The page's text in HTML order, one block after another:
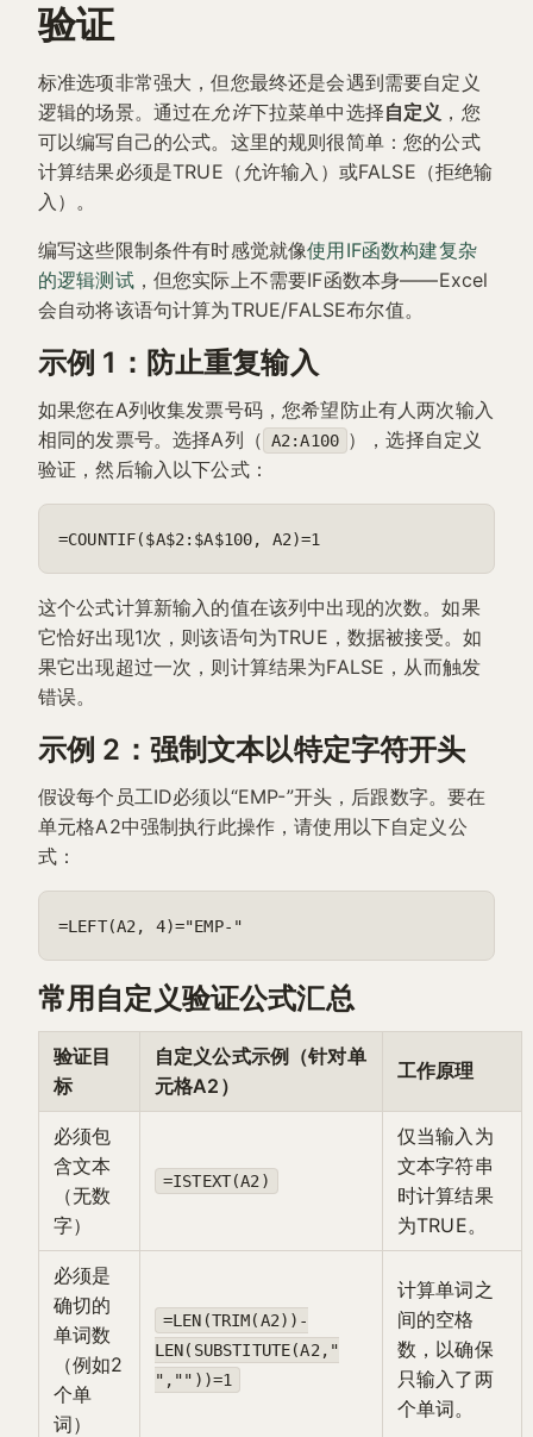
验证
标准选项非常强大，但您最终还是会遇到需要自定义
逻辑的场景。通过在 允许下拉菜单中选择自定义 ，您
可以编写自己的公式。这里的规则很简单：您的公式
计算结果必须是TRUE（允许输入）或FALSE（拒绝输
入）。
编写这些限制条件有时感觉就像使用IF函数构建复杂
的逻辑测试，但您实际上不需要IF函数本身——Excel
会自动将该语句计算为TRUE/FALSE布尔值。
示例 1：防止重复输入
如果您在A列收集发票号码，您希望防止有人两次输入
相同的发票号。选择A列（ A2:A100 ），选择自定义
验证，然后输入以下公式：
=COUNTIF($A$2:$A$100, A2)=1
这个公式计算新输入的值在该列中出现的次数。如果
它恰好出现1次，则该语句为TRUE，数据被接受。如
果它出现超过一次，则计算结果为FALSE，从而触发
错误。
示例 2：强制文本以特定字符开头
假设每个员工ID必须以“EMP-”开头，后跟数字。要在
单元格A2中强制执行此操作，请使用以下自定义公
式：
=LEFT(A2, 4)="EMP-"
常用自定义验证公式汇总
验证目
标
自定义公式示例（针对单
元格A2）
工作原理
必须包
含文本
（无数
字）
=ISTEXT(A2)
仅当输入为
文本字符串
时计算结果
为TRUE。
必须是
确切的
单词数
（例如2
个单
词）
=LEN(TRIM(A2))-
LEN(SUBSTITUTE(A2,"
",""))=1
计算单词之
间的空格
数，以确保
只输入了两
个单词。